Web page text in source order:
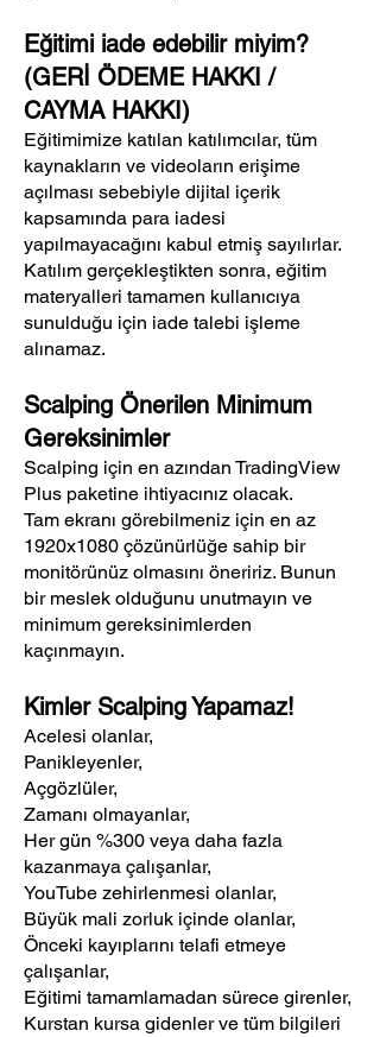
Eğitimi iade edebilir miyim?
(GERİ ÖDEME HAKKI /
CAYMA HAKKI)
Eğitimimize katılan katılımcılar, tüm
kaynakların ve videoların erişime
açılması sebebiyle dijital içerik
kapsamında para iadesi
yapılmayacağını kabul etmiş sayılırlar.
Katılım gerçekleştikten sonra, eğitim
materyalleri tamamen kullanıcıya
sunulduğu için iade talebi işleme
alınamaz.
Scalping Önerilen Minimum
Gereksinimler
Scalping için en azından TradingView
Plus paketine ihtiyacınız olacak.
Tam ekranı görebilmeniz için en az
1920x1080 çözünürlüğe sahip bir
monitörünüz olmasını öneririz. Bunun
bir meslek olduğunu unutmayın ve
minimum gereksinimlerden
kaçınmayın.
Kimler Scalping Yapamaz!
Acelesi olanlar,
Panikleyenler,
Açgözlüler,
Zamanı olmayanlar,
Her gün %300 veya daha fazla
kazanmaya çalışanlar,
YouTube zehirlenmesi olanlar,
Büyük mali zorluk içinde olanlar,
Önceki kayıplarını telafi etmeye
çalışanlar,
Eğitimi tamamlamadan sürece girenler,
Kurstan kursa gidenler ve tüm bilgileri